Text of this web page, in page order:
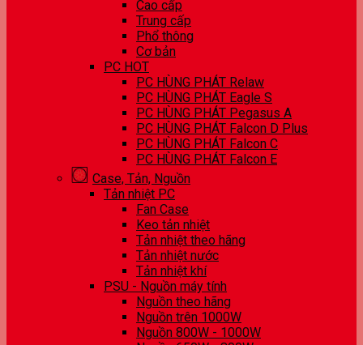
Cao cấp
Trung cấp
Phổ thông
Cơ bản
PC HOT
PC HÙNG PHÁT Relaw
PC HÙNG PHÁT Eagle S
PC HÙNG PHÁT Pegasus A
PC HÙNG PHÁT Falcon D Plus
PC HÙNG PHÁT Falcon C
PC HÙNG PHÁT Falcon E
Case, Tản, Nguồn
Tản nhiệt PC
Fan Case
Keo tản nhiệt
Tản nhiệt theo hãng
Tản nhiệt nước
Tản nhiệt khí
PSU - Nguồn máy tính
Nguồn theo hãng
Nguồn trên 1000W
Nguồn 800W - 1000W